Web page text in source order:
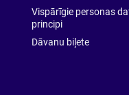
Vispārīgie personas
principi
Dāvanu biļete